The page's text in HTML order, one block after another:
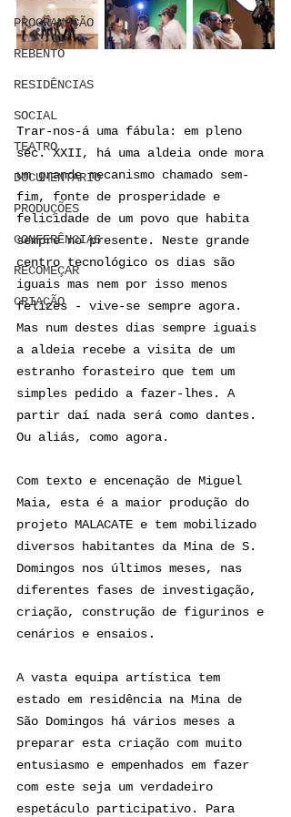
PROGRAMAÇÃO
REBENTO
RESIDÊNCIAS
SOCIAL
TEATRO
DOCUMENTARIO
PRODUÇÕES
CONFERÊNCIAS
RECOMEÇAR
CRIAÇÃO
Trar-nos-á uma fábula: em pleno
séc. XXII, há uma aldeia onde mora
um grande mecanismo chamado sem-
fim, fonte de prosperidade e
felicidade de um povo que habita
sempre no presente. Neste grande
centro tecnológico os dias são
iguais mas nem por isso menos
felizes - vive-se sempre agora.
Mas num destes dias sempre iguais
a aldeia recebe a visita de um
estranho forasteiro que tem um
simples pedido a fazer-lhes. A
partir daí nada será como dantes.
Ou aliás, como agora.
Com texto e encenação de Miguel
Maia, esta é a maior produção do
projeto MALACATE e tem mobilizado
diversos habitantes da Mina de S.
Domingos nos últimos meses, nas
diferentes fases de investigação,
criação, construção de figurinos e
cenários e ensaios.
A vasta equipa artística tem
estado em residência na Mina de
São Domingos há vários meses a
preparar esta criação com muito
entusiasmo e empenhados em fazer
com este seja um verdadeiro
espetáculo participativo. Para